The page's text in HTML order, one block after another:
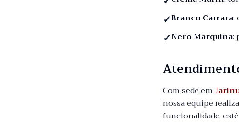
Branco Carrara:
Nero Marquina:
Com sede em
nossa equipe
funcionalidade,